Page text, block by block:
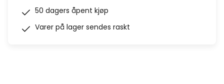
50 dagers åpent kjøp
Varer på lager sendes raskt